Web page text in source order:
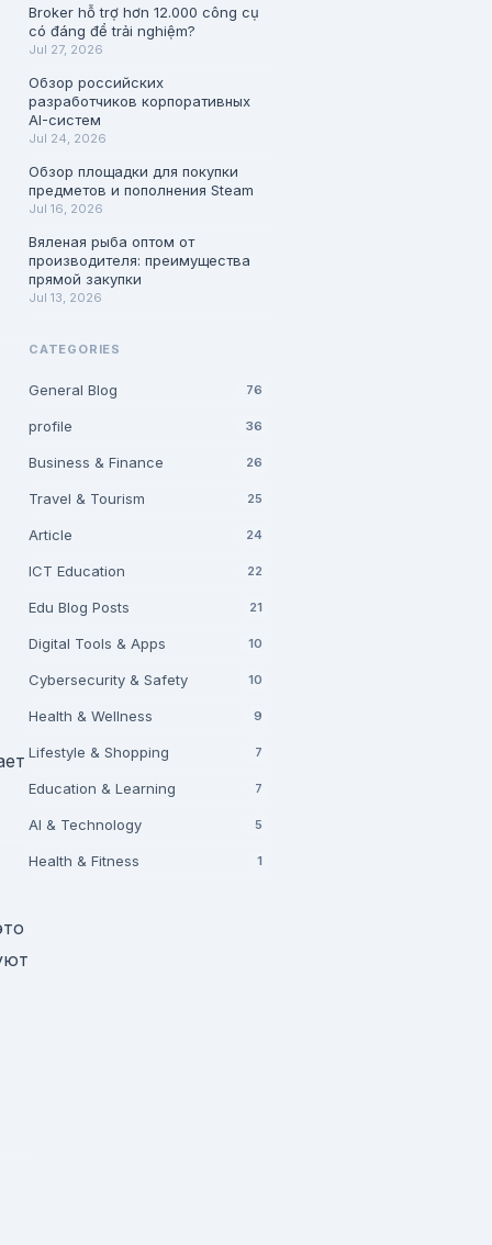
Broker hỗ trợ hơn 12.000 công cụ
có đáng để trải nghiệm?
Jul 27, 2026
Обзор российских
разработчиков корпоративных
AI-систем
Jul 24, 2026
Обзор площадки для покупки
предметов и пополнения Steam
Jul 16, 2026
Вяленая рыба оптом от
производителя: преимущества
прямой закупки
Jul 13, 2026
CATEGORIES
General Blog 76
profile 36
Business & Finance 26
Travel & Tourism 25
Article 24
ICT Education 22
Edu Blog Posts 21
Digital Tools & Apps 10
Cybersecurity & Safety 10
Health & Wellness 9
Lifestyle & Shopping 7
Education & Learning 7
AI & Technology 5
Health & Fitness 1